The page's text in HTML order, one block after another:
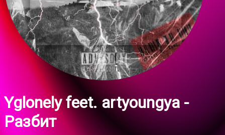
Yglonely feet. artyoungya -
Разбит